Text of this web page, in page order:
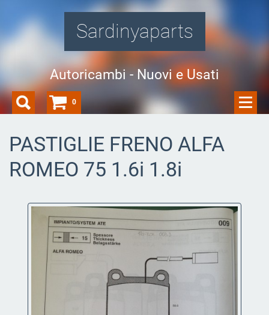
Sardinyaparts
Autoricambi - Nuovi e Usati
PASTIGLIE FRENO ALFA
ROMEO 75 1.6i 1.8i
0